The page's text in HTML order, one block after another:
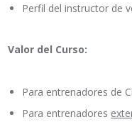
Perfil del instructor de
Valor del Curso:
Para entrenadores de
Para entrenadores